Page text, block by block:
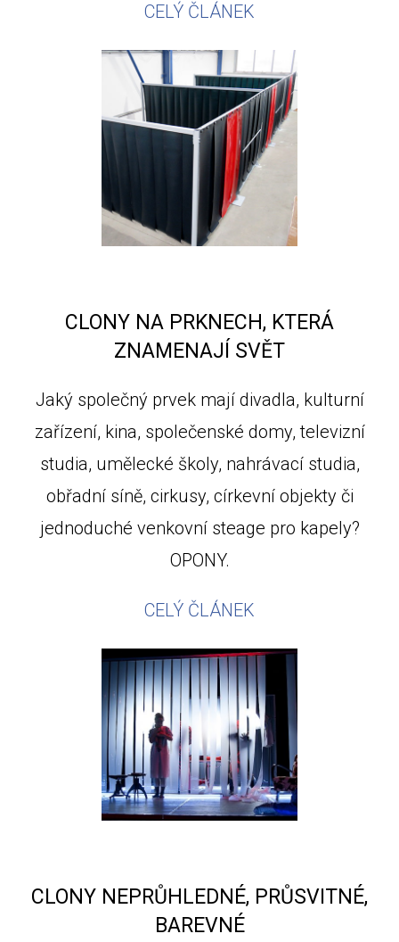
CELÝ ČLÁNEK
CLONY NA PRKNECH, KTERÁ
ZNAMENAJÍ SVĚT
Jaký společný prvek mají divadla, kulturní
zařízení, kina, společenské domy, televizní
studia, umělecké školy, nahrávací studia,
obřadní síně, cirkusy, církevní objekty či
jednoduché venkovní steage pro kapely?
OPONY.
CELÝ ČLÁNEK
CLONY NEPRŮHLEDNÉ, PRŮSVITNÉ,
BAREVNÉ